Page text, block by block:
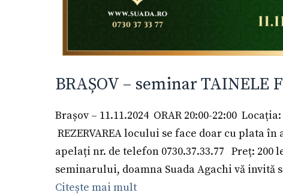
BRAȘOV – seminar TAINELE
Brașov – 11.11.2024 ORAR 20:00-22:00
REZERVAREA locului se face doar cu plata
apelați nr. de telefon 0730.37.33.77 Preț:
seminarului, doamna Suada Agachi vă
Citește mai mult